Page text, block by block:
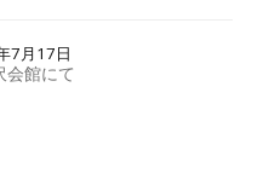
7月17日
会館にて